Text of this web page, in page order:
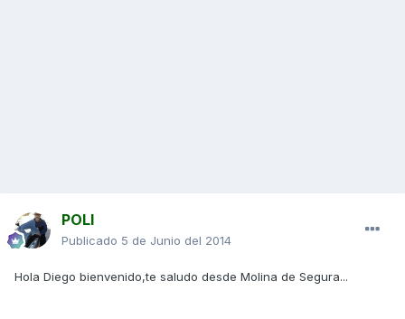
POLI
Publicado 5 de Junio del 2014
Hola Diego bienvenido,te saludo desde Molina de Segura...